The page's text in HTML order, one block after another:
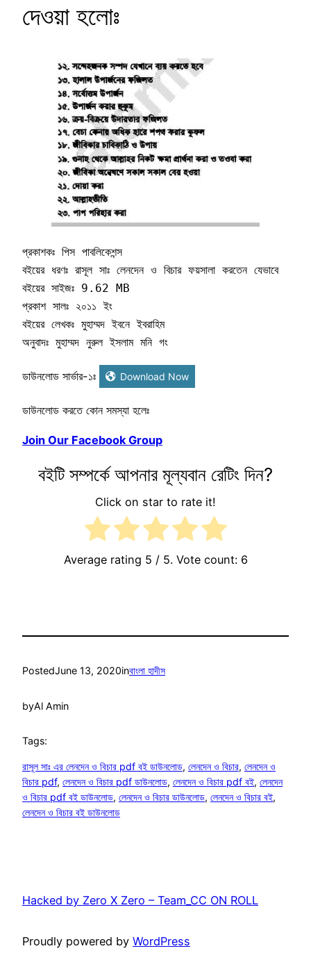
দেওয়া হলোঃ
প্রকাশকঃ পিস পাবলিকেশন্স
বইয়ের ধরণঃ রাসূল সাঃ লেনদেন ও বিচার ফয়সালা করতেন যেভাবে
বইয়ের সাইজঃ 9.62 MB
প্রকাশ সালঃ ২০১১ ইং
বইয়ের লেখকঃ মুহাম্মদ ইবনে ইবরাহিম
অনুবাদঃ মুহাম্মদ নুরুল ইসলাম মনি গং
ডাউনলোড সার্ভার-১ঃ Download Now
ডাউনলোড করতে কোন সমস্যা হলেঃ
Join Our Facebook Group
বইটি সম্পর্কে আপনার মূল্যবান রেটিং দিন?
Click on star to rate it!
Average rating 5 / 5. Vote count: 6
PostedJune 13, 2020inবাংলা হাদীস
byAl Amin
Tags:
রাসূল সাঃ এর লেনদেন ও বিচার pdf বই ডাউনলোড, লেনদেন ও বিচার, লেনদেন ও
বিচার pdf, লেনদেন ও বিচার pdf ডাউনলোড, লেনদেন ও বিচার pdf বই, লেনদেন
ও বিচার pdf বই ডাউনলোড, লেনদেন ও বিচার ডাউনলোড, লেনদেন ও বিচার বই
লেনদেন ও বিচার বই ডাউনলোড
Hacked by Zero X Zero – Team_CC ON ROLL
Proudly powered by WordPress